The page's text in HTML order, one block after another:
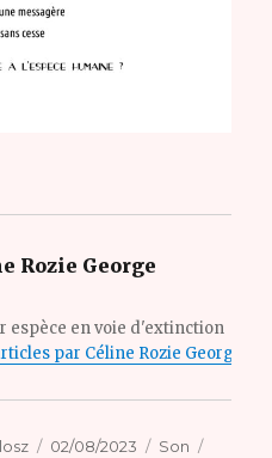
Rozie George
espèce en voie d'extinction
par Céline Rozie George
Publié
02/08/2023 Format
Son